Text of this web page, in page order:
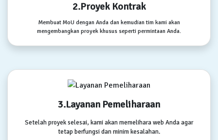
2.Proyek Kontrak
Membuat MoU dengan Anda dan kemudian tim kami akan
mengembangkan proyek khusus seperti permintaan Anda.
3.Layanan Pemeliharaan
Setelah proyek selesai, kami akan memelihara web Anda agar
tetap berfungsi dan minim kesalahan.